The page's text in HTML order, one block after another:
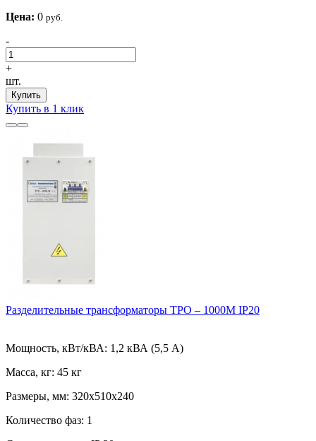
Цена: 0 руб.
-
+
шт.
Купить
Купить в 1 клик
Разделительные трансформаторы ТРО – 1000М IP20
Мощность, кВт/кВА: 1,2 кВА (5,5 А)
Масса, кг: 45 кг
Размеры, мм: 320х510х240
Количество фаз: 1